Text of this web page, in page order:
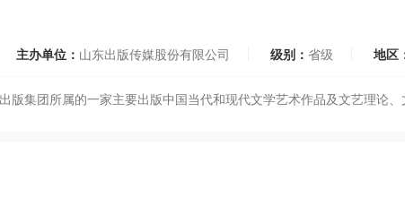
主办单位： 山东出版传媒股份有限公司 级别： 省级 地区
版集团所属的一家主要出版中国当代和现代文学艺术作品及文艺理论